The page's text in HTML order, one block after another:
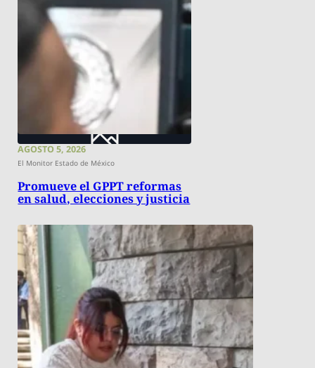
AGOSTO 5, 2026
El Monitor Estado de México
Promueve el GPPT reformas
en salud, elecciones y justicia